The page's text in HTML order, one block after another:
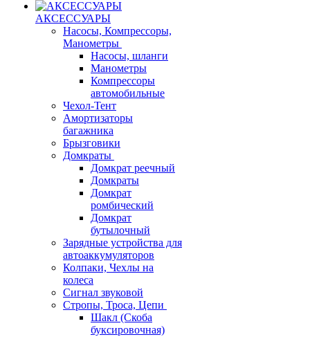
АКСЕССУАРЫ
Насосы, Компрессоры,
Манометры
Насосы, шланги
Манометры
Компрессоры
автомобильные
Чехол-Тент
Амортизаторы
багажника
Брызговики
Домкраты
Домкрат реечный
Домкраты
Домкрат
ромбический
Домкрат
бутылочный
Зарядные устройства для
автоаккумуляторов
Колпаки, Чехлы на
колеса
Сигнал звуковой
Стропы, Троса, Цепи
Шакл (Скоба
буксировочная)